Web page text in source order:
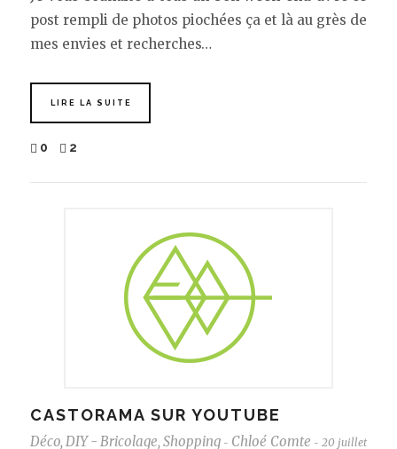
post rempli de photos piochées ça et là au grès de
mes envies et recherches…
LIRE LA SUITE
0 2
CASTORAMA SUR YOUTUBE
Déco, DIY - Bricolage, Shopping - Chloé Comte - 20 juillet